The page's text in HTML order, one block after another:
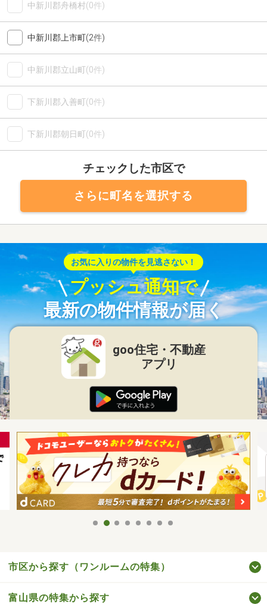
中新川郡舟橋村(0件)
中新川郡上市町(2件)
中新川郡立山町(0件)
下新川郡入善町(0件)
下新川郡朝日町(0件)
チェックした市区で
さらに町名を選択する
お気に入りの物件を見逃さない！
プッシュ通知で
最新の物件情報が届く
goo住宅・不動産
アプリ
市区から探す（ワンルームの特集）
富山県の特集から探す